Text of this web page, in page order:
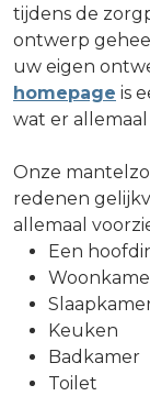
tijdens de
ontwerp
uw eigen
homepage is
wat er allemaal
Onze
redenen
allemaal
Een
Keuken
Badkamer
Toilet